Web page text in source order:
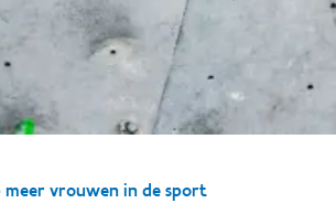
meer vrouwen in de sport